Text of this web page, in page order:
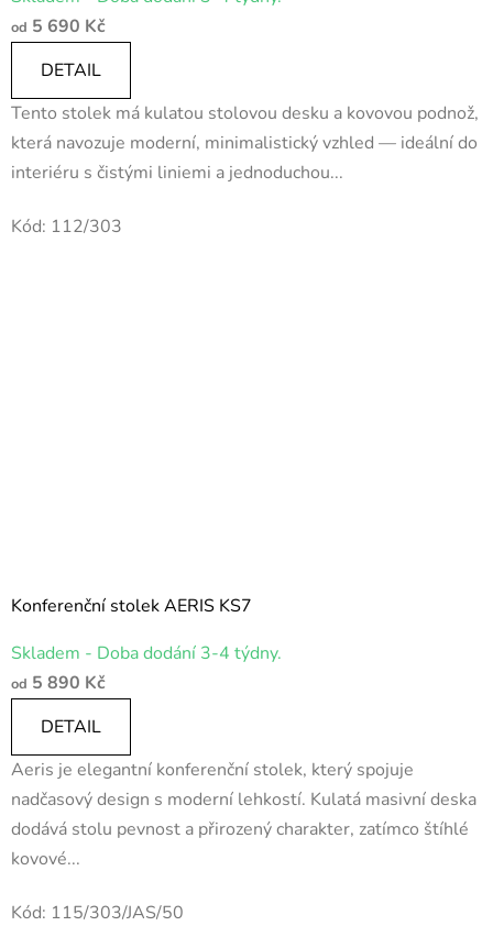
hodnocení
produktu
5,0
z
5
hvězdiček.
od 5 690 Kč
DETAIL
Tento stolek má kulatou stolovou desku a kovovou podnož,
která navozuje moderní, minimalistický vzhled — ideální do
interiéru s čistými liniemi a jednoduchou...
Kód: 112/303
Konferenční stolek AERIS KS7
hodnocení
produktu
5,0
z
5
hvězdiček.
Skladem - Doba dodání 3-4 týdny.
od 5 890 Kč
DETAIL
Aeris je elegantní konferenční stolek, který spojuje
nadčasový design s moderní lehkostí. Kulatá masivní deska
dodává stolu pevnost a přirozený charakter, zatímco štíhlé
kovové...
Kód: 115/303/JAS/50